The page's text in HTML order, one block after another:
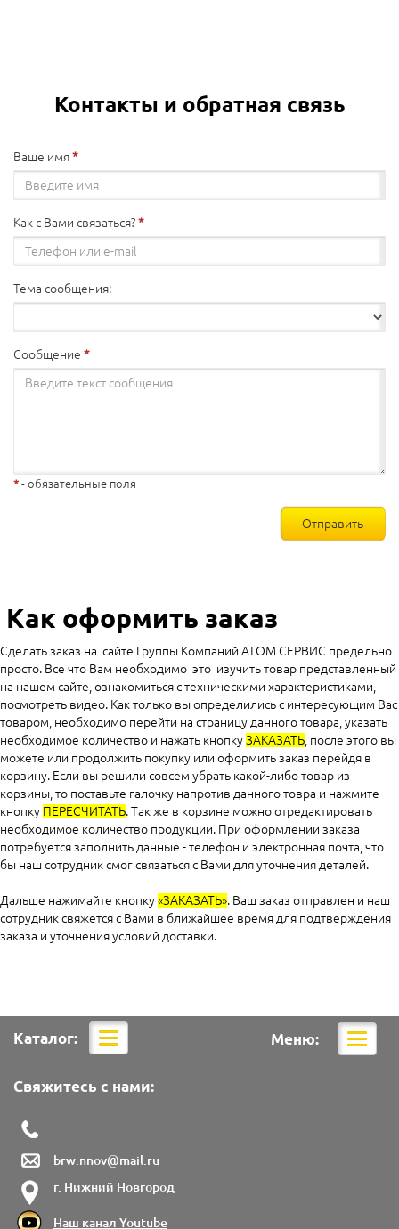
Контакты и обратная связь
Ваше имя
Как с Вами связаться?
Тема сообщения:
Сообщение
- обязательные поля
Отправить
Как оформить заказ
Сделать заказ на сайте Группы Компаний АТОМ СЕРВИС предельно
просто. Все что Вам необходимо это изучить товар представленный
на нашем сайте, ознакомиться с техническими характеристиками,
посмотреть видео. Как только вы определились с интересующим Вас
товаром, необходимо перейти на страницу данного товара, указать
необходимое количество и нажать кнопкуЗАКАЗАТЬ, после этого вы
можете или продолжить покупку или оформить заказ перейдя в
корзину. Если вы решили совсем убрать какой-либо товар из
корзины, то поставьте галочку напротив данного товра и нажмите
кнопку ПЕРЕСЧИТАТЬ. Так же в корзине можно отредактировать
необходимое количество продукции. При оформлении заказа
потребуется заполнить данные - телефон и электронная почта, что
бы наш сотрудник смог связаться с Вами для уточнения деталей.
Дальше нажимайте кнопку«ЗАКАЗАТЬ». Ваш заказ отправлен и наш
сотрудник свяжется с Вами в ближайшее время для подтверждения
заказа и уточнения условий доставки.
Меню:
Каталог:
Мобильная
навигация
Свяжитесь с нами:
brw.nnov@mail.ru
г. Нижний Новгород
Наш канал Youtube